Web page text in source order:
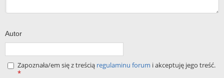
Autor
Zapoznała/em się z treścią regulaminu forum i akceptuję jego treść.
*